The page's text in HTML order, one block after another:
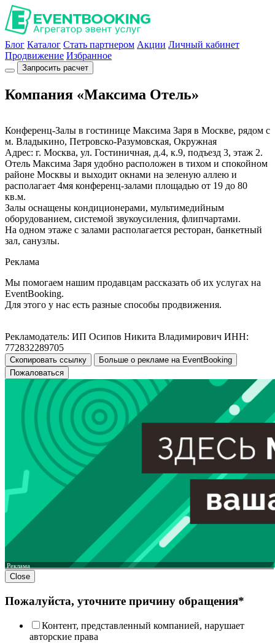
Блог Каталог Стать партнером Акции Личный кабинет
Продвижение Избранное
Запросить расчет
Компания «Максима Отель»
Конференц-Залы в гостинице Максима Заря в Москве, рядом с
м. Владыкино, Петровско-Разумовская, Окружная
Адрес: г. Москва, ул. Гостиничная, д.4, к.9, подъезд 3, этаж 2.
Отель Максима Заря удобно расположен в тихом и спокойном
районе Москвы и выходит окнами на зеленую аллею и
располагает 4мя конференц-залами площадью от 19 до 80
кв.м.
Залы оснащены кондиционерами, мультимедийным
оборудованием, системой звукоусиления, флипчартами.
На одном этаже с залами располагается ресторан, банкетный
зал, санузлы.
Реклама
Мы помогаем нашим продавцам рассказать об их услугах на
EventBooking.
Для этого у нас есть разные способы продвижения.
Рекламодатель: ИП Осипов Никита Владимирович ИНН:
772832289705
Скопировать ссылку
Больше о рекламе на EventBooking
Пожаловаться
Реклама
Close
Пожалуйста, уточните причину обращения*
Контент, представленный компанией, нарушает
авторские права